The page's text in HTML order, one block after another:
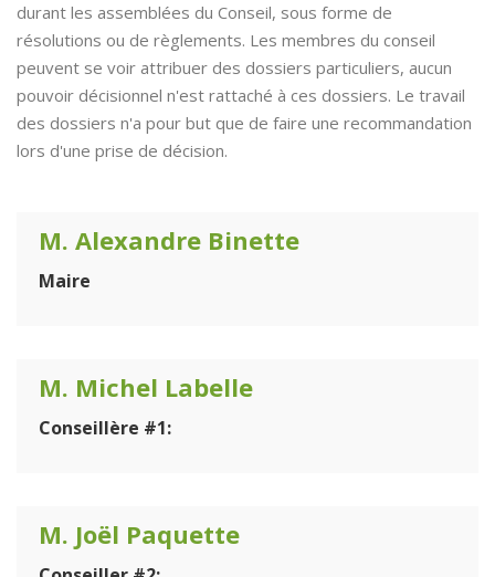
durant les assemblées du Conseil, sous forme de
résolutions ou de règlements. Les membres du conseil
peuvent se voir attribuer des dossiers particuliers, aucun
pouvoir décisionnel n'est rattaché à ces dossiers. Le travail
des dossiers n'a pour but que de faire une recommandation
lors d'une prise de décision.
M. Alexandre Binette
Maire
M. Michel Labelle
Conseillère #1:
M. Joël Paquette